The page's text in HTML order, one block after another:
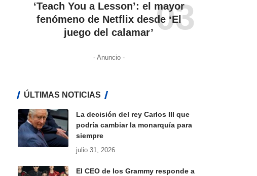
‘Teach You a Lesson’: el mayor
fenómeno de Netflix desde ‘El
juego del calamar’
- Anuncio -
ÚLTIMAS NOTICIAS
La decisión del rey Carlos III que
podría cambiar la monarquía para
siempre
julio 31, 2026
El CEO de los Grammy responde a